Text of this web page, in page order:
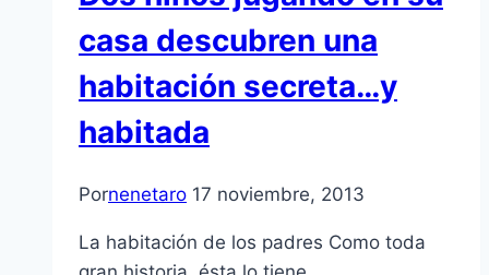
casa descubren una
habitación secreta…y
habitada
Pornenetaro 17 noviembre, 2013
La habitación de los padres Como toda